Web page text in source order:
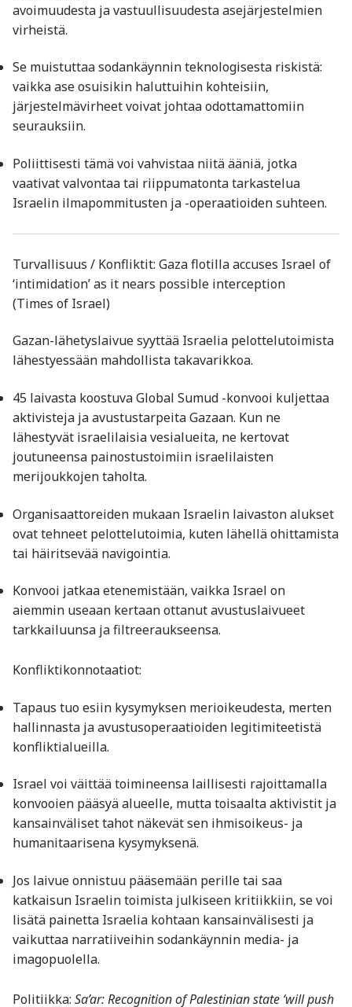
avoimuudesta ja vastuullisuudesta asejärjestelmien
virheistä.
Se muistuttaa sodankäynnin teknologisesta riskistä:
vaikka ase osuisikin haluttuihin kohteisiin,
järjestelmävirheet voivat johtaa odottamattomiin
seurauksiin.
Poliittisesti tämä voi vahvistaa niitä ääniä, jotka
vaativat valvontaa tai riippumatonta tarkastelua
Israelin ilmapommitusten ja -operaatioiden suhteen.
Turvallisuus / Konfliktit: Gaza flotilla accuses Israel of
‘intimidation’ as it nears possible interception
(Times of Israel)
Gazan-lähetyslaivue syyttää Israelia pelottelutoimista
lähestyessään mahdollista takavarikkoa.
45 laivasta koostuva Global Sumud -konvooi kuljettaa
aktivisteja ja avustustarpeita Gazaan. Kun ne
lähestyvät israelilaisia vesialueita, ne kertovat
joutuneensa painostustoimiin israelilaisten
merijoukkojen taholta.
Organisaattoreiden mukaan Israelin laivaston alukset
ovat tehneet pelottelutoimia, kuten lähellä ohittamista
tai häiritsevää navigointia.
Konvooi jatkaa etenemistään, vaikka Israel on
aiemmin useaan kertaan ottanut avustuslaivueet
tarkkailuunsa ja filtreeraukseensa.
Konfliktikonnotaatiot:
Tapaus tuo esiin kysymyksen merioikeudesta, merten
hallinnasta ja avustusoperaatioiden legitimiteetistä
konfliktialueilla.
Israel voi väittää toimineensa laillisesti rajoittamalla
konvooien pääsyä alueelle, mutta toisaalta aktivistit ja
kansainväliset tahot näkevät sen ihmisoikeus- ja
humanitaarisena kysymyksenä.
Jos laivue onnistuu pääsemään perille tai saa
katkaisun Israelin toimista julkiseen kritiikkiin, se voi
lisätä painetta Israelia kohtaan kansainvälisesti ja
vaikuttaa narratiiveihin sodankäynnin media- ja
imagopuolella.
Politiikka: Sa’ar: Recognition of Palestinian state ‘will push